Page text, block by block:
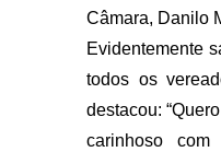
Câmara, Danilo
Evidentemente
todos os
destacou:
carinhoso com